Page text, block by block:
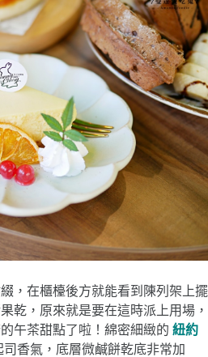
，在櫃檯後方就能看到陳列架上擺
乾，原來就是要在這時派上用場，
午茶甜點了啦！綿密細緻的 紐約
司香氣，底層微鹹餅乾底非常加